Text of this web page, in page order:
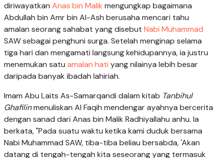
diriwayatkan Anas bin Malik mengungkap bagaimana
Abdullah bin Amr bin Al-Ash berusaha mencari tahu
amalan seorang sahabat yang disebut Nabi Muhammad
SAW sebagai penghuni surga. Setelah menginap selama
tiga hari dan mengamati langsung kehidupannya, ia justru
menemukan satu amalan hati yang nilainya lebih besar
daripada banyak ibadah lahiriah.
Imam Abu Laits As-Samarqandi dalam kitab Tanbihul
Ghafilinmenuliskan Al Faqih mendengar ayahnya bercerita
dengan sanad dari Anas bin Malik Radhiyallahu anhu. Ia
berkata, "Pada suatu waktu ketika kami duduk bersama
Nabi Muhammad SAW, tiba-tiba beliau bersabda, 'Akan
datang di tengah-tengah kita seseorang yang termasuk